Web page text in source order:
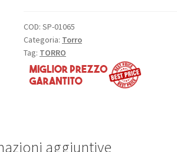
quantità
COD: SP-01065
Categoria: Torro
Tag: TORRO
aggiuntive